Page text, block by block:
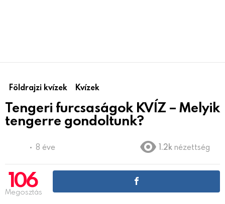
Földrajzi kvízek Kvízek
Tengeri furcsaságok KVÍZ – Melyik
tengerre gondoltunk?
8 éve 1.2k nézettség
106
Megosztás